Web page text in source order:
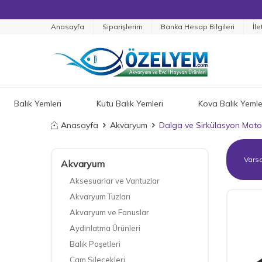
Anasayfa Siparişlerim Banka Hesap Bilgileri
Balık Yemleri Kutu Balık Yemleri Kova Balık
Anasayfa Akvaryum Dalga ve Sirkülasyon
Akvaryum
Aksesuarlar ve Vantuzlar
Akvaryum Tuzları
Akvaryum ve Fanuslar
Aydınlatma Ürünleri
Balık Poşetleri
Cam Silecekleri